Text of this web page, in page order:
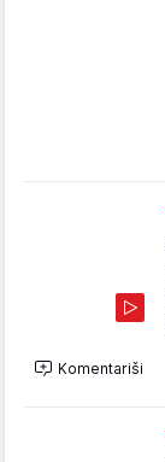
Komentariši